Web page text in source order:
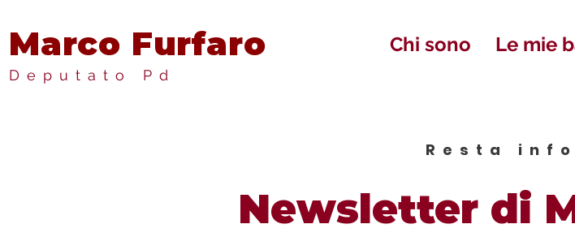
Marco Furfaro Chi sono Le mie
Deputato Pd
Resta
Newsletter di